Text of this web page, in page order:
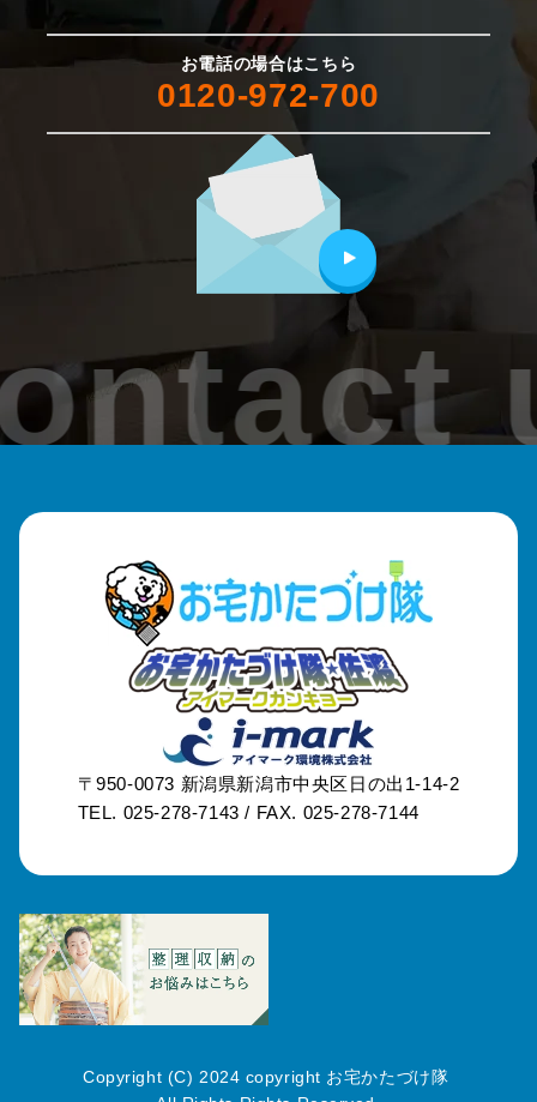
お電話の場合はこちら
0120-972-700
〒950-0073 新潟県新潟市中央区日の出1-14-2
TEL. 025-278-7143 / FAX. 025-278-7144
Copyright (C) 2024 copyright お宅かたづけ隊